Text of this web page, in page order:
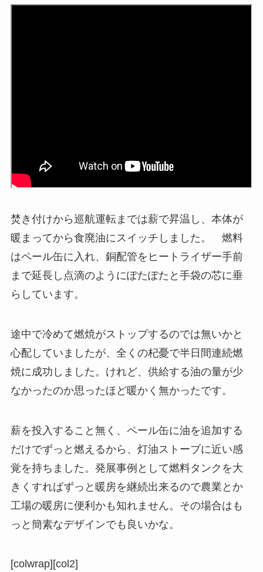
焚き付けから巡航運転までは薪で昇温し、本体が
暖まってから食廃油にスイッチしました。 燃料
はペール缶に入れ、銅配管をヒートライザー手前
まで延長し点滴のようにぽたぽたと手袋の芯に垂
らしています。
途中で冷めて燃焼がストップするのでは無いかと
心配していましたが、全くの杞憂で半日間連続燃
焼に成功しました。けれど、供給する油の量が少
なかったのか思ったほど暖かく無かったです。
薪を投入すること無く、ペール缶に油を追加する
だけでずっと燃えるから、灯油ストーブに近い感
覚を持ちました。発展事例として燃料タンクを大
きくすればずっと暖房を継続出来るので農業とか
工場の暖房に便利かも知れません。その場合はも
っと簡素なデザインでも良いかな。
[colwrap][col2]